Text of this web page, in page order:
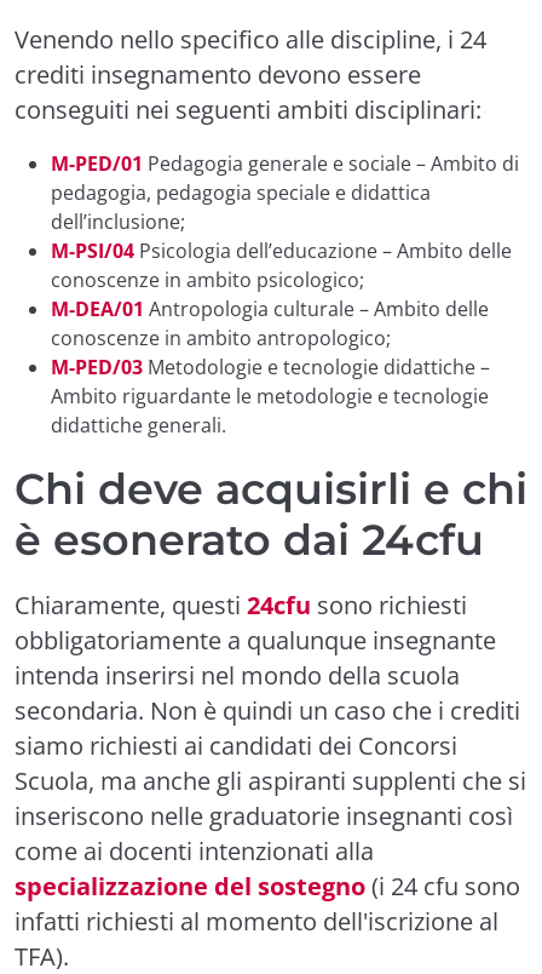
Venendo nello specifico alle discipline, i 24
crediti insegnamento devono essere
conseguiti nei seguenti ambiti disciplinari:
M-PED/01 Pedagogia generale e sociale – Ambito di
pedagogia, pedagogia speciale e didattica
dell’inclusione;
M-PSI/04 Psicologia dell’educazione – Ambito delle
conoscenze in ambito psicologico;
M-DEA/01 Antropologia culturale – Ambito delle
conoscenze in ambito antropologico;
M-PED/03 Metodologie e tecnologie didattiche –
Ambito riguardante le metodologie e tecnologie
didattiche generali.
Chi deve acquisirli e chi
è esonerato dai 24cfu
Chiaramente, questi 24cfu sono richiesti
obbligatoriamente a qualunque insegnante
intenda inserirsi nel mondo della scuola
secondaria. Non è quindi un caso che i crediti
siamo richiesti ai candidati dei Concorsi
Scuola, ma anche gli aspiranti supplenti che si
inseriscono nelle graduatorie insegnanti così
come ai docenti intenzionati alla
specializzazione del sostegno(i 24 cfu sono
infatti richiesti al momento dell'iscrizione al
TFA).